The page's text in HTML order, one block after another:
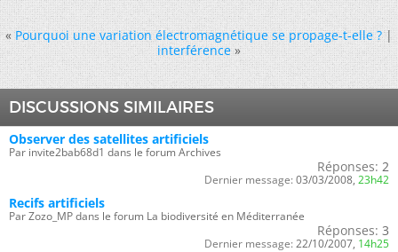
« Pourquoi une variation électromagnétique se propage-t-elle ?|
interférence »
DISCUSSIONS SIMILAIRES
Observer des satellites artificiels
Par invite2bab68d1 dans le forum Archives
Réponses: 2
Dernier message: 03/03/2008, 23h42
Recifs artificiels
Par Zozo_MP dans le forum La biodiversité en Méditerranée
Réponses: 3
Dernier message: 22/10/2007, 14h25